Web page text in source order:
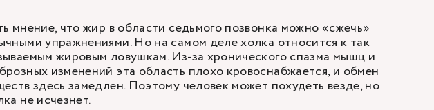
мнение, что жир в области седьмого позвонка можно «сжечь»
упражнениями. Но на самом деле холка относится к так
жировым ловушкам. Из-за хронического спазма мышц и
изменений эта область плохо кровоснабжается, и обмен
здесь замедлен. Поэтому человек может похудеть везде, но
не исчезнет.